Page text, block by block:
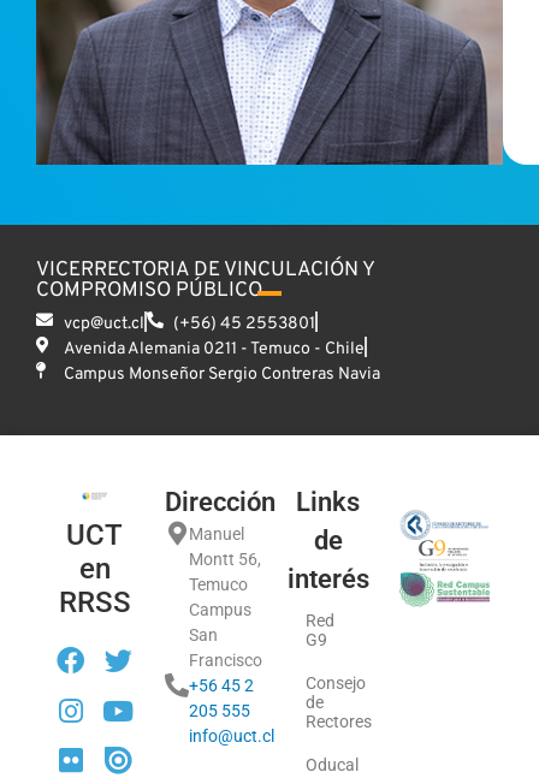
VICERRECTORIA DE VINCULACIÓN Y
COMPROMISO PÚBLICO
vcp@uct.cl
(+56) 45 2553801
Avenida Alemania 0211 - Temuco - Chile
Campus Monseñor Sergio Contreras Navia
UCT
en
RRSS
Dirección
Manuel
Montt 56,
Temuco
Campus
San
Francisco
+56 45 2
205 555
info@uct.cl
Links
de
interés
Red
G9
Consejo
de
Rectores
Oducal